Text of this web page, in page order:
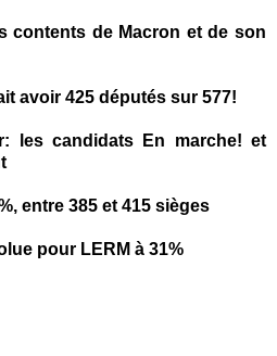
contents de Macron et de son
avoir 425 députés sur 577!
les candidats En marche! et
entre 385 et 415 sièges
pour LERM à 31%